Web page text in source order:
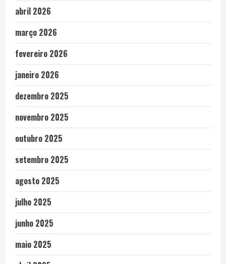
abril 2026
março 2026
fevereiro 2026
janeiro 2026
dezembro 2025
novembro 2025
outubro 2025
setembro 2025
agosto 2025
julho 2025
junho 2025
maio 2025